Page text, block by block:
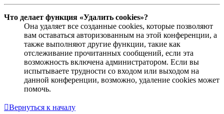
Что делает функция «Удалить cookies»?
Она удаляет все созданные cookies, которые позволяют
вам оставаться авторизованным на этой конференции, а
также выполняют другие функции, такие как
отслеживание прочитанных сообщений, если эта
возможность включена администратором. Если вы
испытываете трудности со входом или выходом на
данной конференции, возможно, удаление cookies может
помочь.
Вернуться к началу